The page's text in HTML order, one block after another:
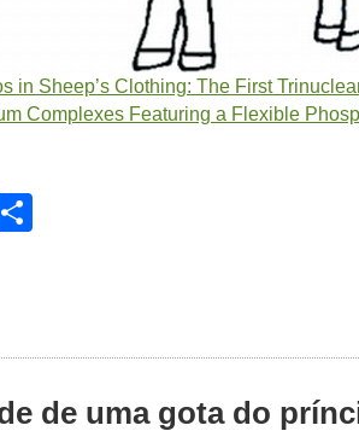
in Sheep’s Clothing: The First
Complexes Featuring a Flexible
Email
de uma gota do